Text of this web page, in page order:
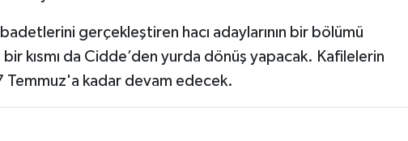
gerçekleştiren hacı adaylarının bir bölümü
kısmı da Cidde’den yurda dönüş yapacak. Kafilelerin
Temmuz'a kadar devam edecek.